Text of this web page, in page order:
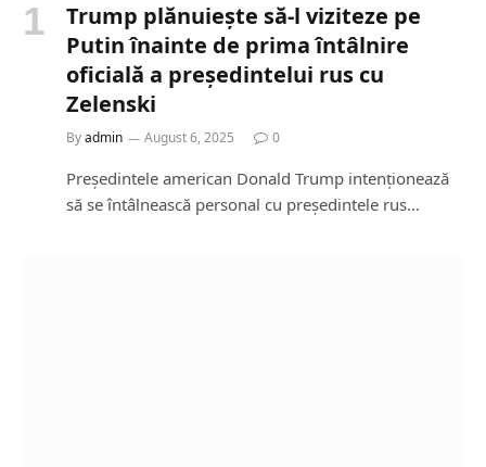
Trump plănuiește să-l viziteze pe
Putin înainte de prima întâlnire
oficială a președintelui rus cu
Zelenski
Byadmin August 6, 2025 0
Președintele american Donald Trump intenționează
să se întâlnească personal cu președintele rus…